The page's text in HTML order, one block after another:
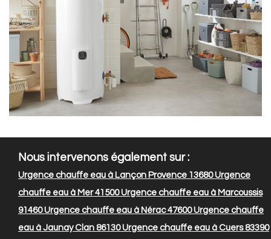
Nous intervenons également sur :
Urgence chauffe eau à Lançon Provence 13680Urgence
chauffe eau à Mer 41500Urgence chauffe eau à Marcoussis
91460Urgence chauffe eau à Nérac 47600Urgence chauffe
eau à Jaunay Clan 86130Urgence chauffe eau à Cuers 83390